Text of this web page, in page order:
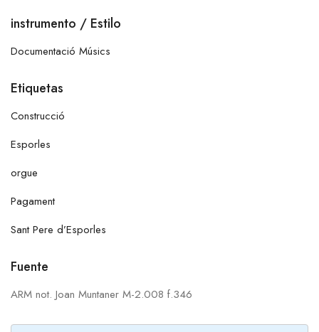
instrumento / Estilo
Documentació Músics
Etiquetas
Construcció
Esporles
orgue
Pagament
Sant Pere d’Esporles
Fuente
ARM not. Joan Muntaner M-2.008 f.346